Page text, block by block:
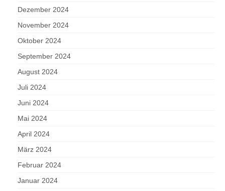
Dezember 2024
November 2024
Oktober 2024
September 2024
August 2024
Juli 2024
Juni 2024
Mai 2024
April 2024
März 2024
Februar 2024
Januar 2024